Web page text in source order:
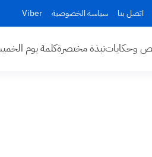
اتصل بنا سياسة الخصوصية Viber
وحكاياتنبذة مختصرةكلمة يوم